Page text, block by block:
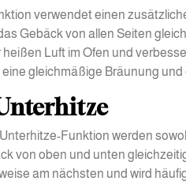
verwendet einen
Gebäck von allen Seiten
Luft im Ofen und
eine gleichmäßige Bräunung
Funktion werden
von oben und unten
am nächsten und wird